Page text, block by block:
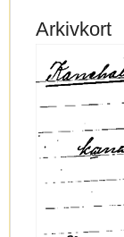
Arkivkort